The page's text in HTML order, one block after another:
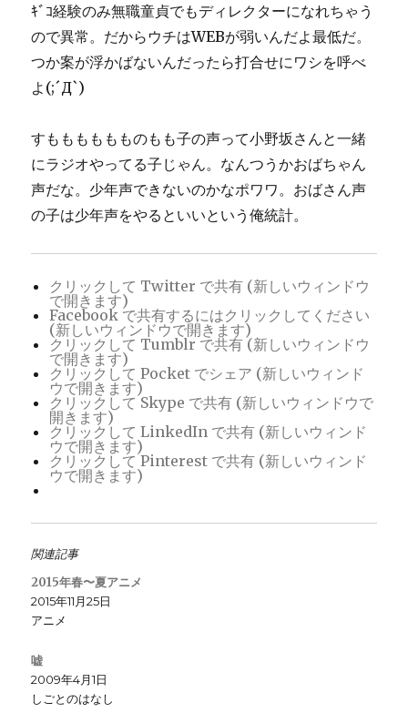
ｷﾞｺ経験のみ無職童貞でもディレクターになれちゃう
ので異常。だからウチはWEBが弱いんだよ最低だ。
つか案が浮かばないんだったら打合せにワシを呼べ
よ(;´Д`)
すもももももものもも子の声って小野坂さんと一緒
にラジオやってる子じゃん。なんつうかおばちゃん
声だな。少年声できないのかなポワワ。おばさん声
の子は少年声をやるといいという俺統計。
クリックして Twitter で共有 (新しいウィンドウ
で開きます)
Facebook で共有するにはクリックしてください
(新しいウィンドウで開きます)
クリックして Tumblr で共有 (新しいウィンドウ
で開きます)
クリックして Pocket でシェア (新しいウィンド
ウで開きます)
クリックして Skype で共有 (新しいウィンドウで
開きます)
クリックして LinkedIn で共有 (新しいウィンド
ウで開きます)
クリックして Pinterest で共有 (新しいウィンド
ウで開きます)
関連記事
2015年春〜夏アニメ
2015年11月25日
アニメ
嘘
2009年4月1日
しごとのはなし